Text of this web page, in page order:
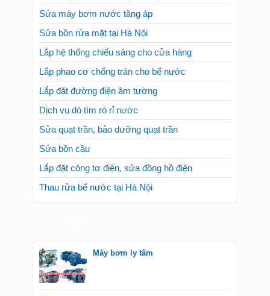
Sửa máy bơm nước tăng áp
Sửa bồn rửa mặt tại Hà Nội
Lắp hệ thống chiếu sáng cho cửa hàng
Lắp phao cơ chống tràn cho bể nước
Lắp đặt đường điện âm tường
Dịch vụ dò tìm rò rỉ nước
Sửa quạt trần, bảo dưỡng quạt trần
Sửa bồn cầu
Lắp đặt công tơ điện, sửa đồng hồ điện
Thau rửa bể nước tại Hà Nội
Máy bơm ly tâm